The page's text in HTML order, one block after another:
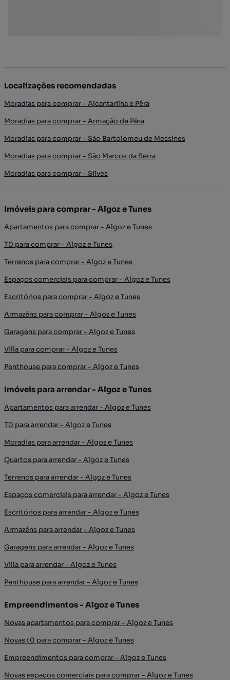
Localizações recomendadas
Moradias para comprar - Alcantarilha e Pêra
Moradias para comprar - Armação de Pêra
Moradias para comprar - São Bartolomeu de Messines
Moradias para comprar - São Marcos da Serra
Moradias para comprar - Silves
Imóveis para comprar - Algoz e Tunes
Apartamentos para comprar - Algoz e Tunes
T0 para comprar - Algoz e Tunes
Terrenos para comprar - Algoz e Tunes
Espaços comerciais para comprar - Algoz e Tunes
Escritórios para comprar - Algoz e Tunes
Armazéns para comprar - Algoz e Tunes
Garagens para comprar - Algoz e Tunes
Villa para comprar - Algoz e Tunes
Penthouse para comprar - Algoz e Tunes
Imóveis para arrendar - Algoz e Tunes
Apartamentos para arrendar - Algoz e Tunes
T0 para arrendar - Algoz e Tunes
Moradias para arrendar - Algoz e Tunes
Quartos para arrendar - Algoz e Tunes
Terrenos para arrendar - Algoz e Tunes
Espaços comerciais para arrendar - Algoz e Tunes
Escritórios para arrendar - Algoz e Tunes
Armazéns para arrendar - Algoz e Tunes
Garagens para arrendar - Algoz e Tunes
Villa para arrendar - Algoz e Tunes
Penthouse para arrendar - Algoz e Tunes
Empreendimentos - Algoz e Tunes
Novas apartamentos para comprar - Algoz e Tunes
Novas t0 para comprar - Algoz e Tunes
Empreendimentos para comprar - Algoz e Tunes
Novas espaços comerciais para comprar - Algoz e Tunes